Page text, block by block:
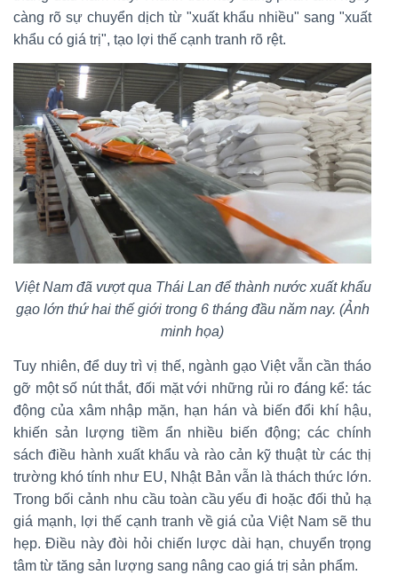
càng rõ sự chuyển dịch từ "xuất khẩu nhiều" sang "xuất
khẩu có giá trị", tạo lợi thế cạnh tranh rõ rệt.
Việt Nam đã vượt qua Thái Lan để thành nước xuất khẩu
gạo lớn thứ hai thế giới trong 6 tháng đầu năm nay. (Ảnh
minh họa)
Tuy nhiên, để duy trì vị thế, ngành gạo Việt vẫn cần tháo
gỡ một số nút thắt, đối mặt với những rủi ro đáng kể: tác
động của xâm nhập mặn, hạn hán và biến đổi khí hậu,
khiến sản lượng tiềm ẩn nhiều biến động; các chính
sách điều hành xuất khẩu và rào cản kỹ thuật từ các thị
trường khó tính như EU, Nhật Bản vẫn là thách thức lớn.
Trong bối cảnh nhu cầu toàn cầu yếu đi hoặc đối thủ hạ
giá mạnh, lợi thế cạnh tranh về giá của Việt Nam sẽ thu
hẹp. Điều này đòi hỏi chiến lược dài hạn, chuyển trọng
tâm từ tăng sản lượng sang nâng cao giá trị sản phẩm.